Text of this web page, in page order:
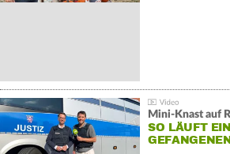
Mini-Knast auf
SO LÄUFT EIN